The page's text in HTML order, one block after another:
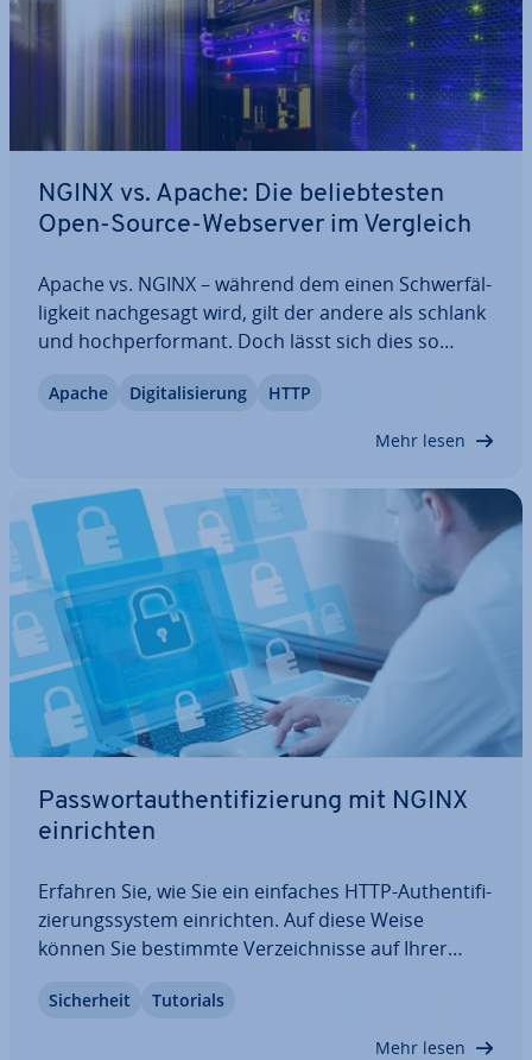
NGINX vs. Apache: Die be­lieb­tes­ten
Open-Source-Webserver im Vergleich
Apache vs. NGINX – während dem einen Schwer­fäl­
lig­keit nach­ge­sagt wird, gilt der andere als schlank
und hoch­per­for­mant. Doch lässt sich dies so
Webserver auf grund­ver­schie­de­ne Konzepte in
Apache Di­gi­ta­li­sie­rung HTTP
Mehr lesen
Pass­wort­au­then­ti­fi­zie­rung mit NGINX
ein­rich­ten
Erfahren Sie, wie Sie ein einfaches HTTP-Au­then­ti­fi­
zie­rungs­sys­tem ein­rich­ten. Auf diese Weise
können Sie bestimmte Ver­zeich­nis­se auf Ihrer
Si­cher­heit Tutorials
Mehr lesen